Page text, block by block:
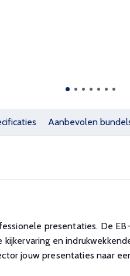
Aanbevolen
presentaties. De
en
jouw presentaties naar